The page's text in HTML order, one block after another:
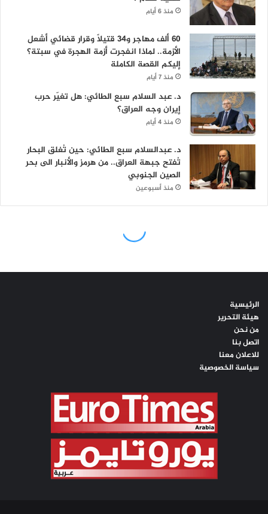
الرئيسية
هيئة التحرير
من نحن
اتصل بنا
للاعلان معنا
سياسة الخصوصية